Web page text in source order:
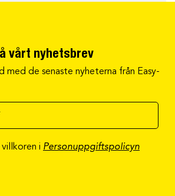
vårt nyhetsbrev
med de senaste nyheterna från Easy-
i Personuppgiftspolicyn